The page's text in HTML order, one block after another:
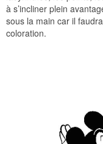
à s’incliner plein
sous la main car il
coloration.